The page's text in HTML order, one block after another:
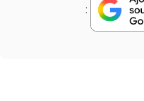
: